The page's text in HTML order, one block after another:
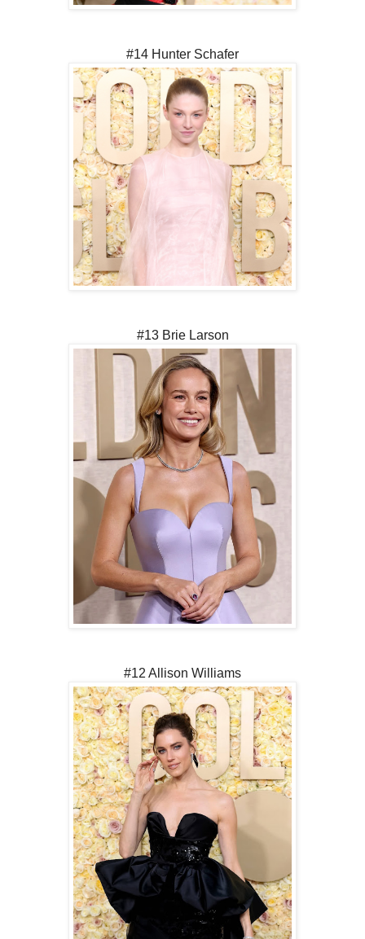
#14 Hunter Schafer
#13 Brie Larson
#12 Allison Williams